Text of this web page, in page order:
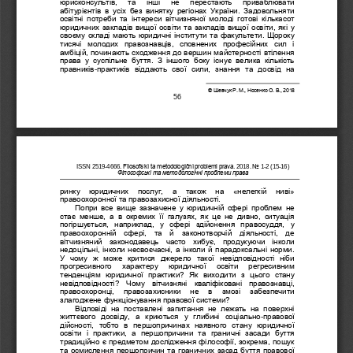
© Шевчук Р. М., Носенко О. В., 2018
56
абітурієнтів  в  усіх  без  винятку  регіонах  України.  Задовольняти
освітні  потреби  та  інтереси  вітчизняної  молоді  готові  кількасот
юридичних закладів вищої освіти та закладів вищої освіти, які у
своєму складі мають юридичні інститути та факультети. Щороку
тисячі  молодих  правознавців,  сповнених  професійних  сил  і
амбіцій, починають сходження до вершин майстерності втілення
права  у  суспільне  буття.  З  іншого  боку  існує  велика  кількість
правників-практиків  віддають  свої  сили,  знання  та  досвід  на
ISSN 2519-4666. Fìlosofs׳kì ta metodologìčnì problemi prava. 2018. No 1-2 (15-16)
Філософські та методологічні проблеми права
ринку   юридичних   послуг,   а   також   на   «нелегкій   ниві»
правоохоронної та правозахисної діяльності.
Попри все  вище  зазначене  у  юридичній  сфері  проблем  не
стає  менше,  а  в  окремих  її  галузях,  як  це  не  дивно,  ситуація
погіршується,  наприклад,  у  сфері  здійснення  правосуддя,  у
правоохоронній  сфері,  та  й  законотворчій  діяльності,  де
вітчизняний  законодавець  часто  хибує,  продукуючи  інколи
недоцільні, інколи несвоєчасні, а інколи й парадоксальні норми.
У  чому  ж  може  критися  джерело  такої  невідповідності  ніби
прогресивного   характеру   юридичної   освіти   регресивним
тенденціям  юридичної  практики?  Як  виходити  з  цього  стану
невідповідності?  Чому  вітчизняні  кваліфіковані  правознавці,
правоохоронці,   правозахисники   не   в   змозі   забезпечити
злагоджене функціонування правової системи?
Відповіді  на  поставлені  запитання  не  лежать  на  поверхні
життєвого  досвіду,  а  криються  у  глибині  соціально-правової
дійсності,  тобто  в  першопричинах  наявного  стану  юридичної
освіти  і  практики,  а  першопричини  та  граничні  засади  буття
традиційно є предметом дослідження філософії, зокрема, пошук
та осмислення першопричин та граничних засад буття правової